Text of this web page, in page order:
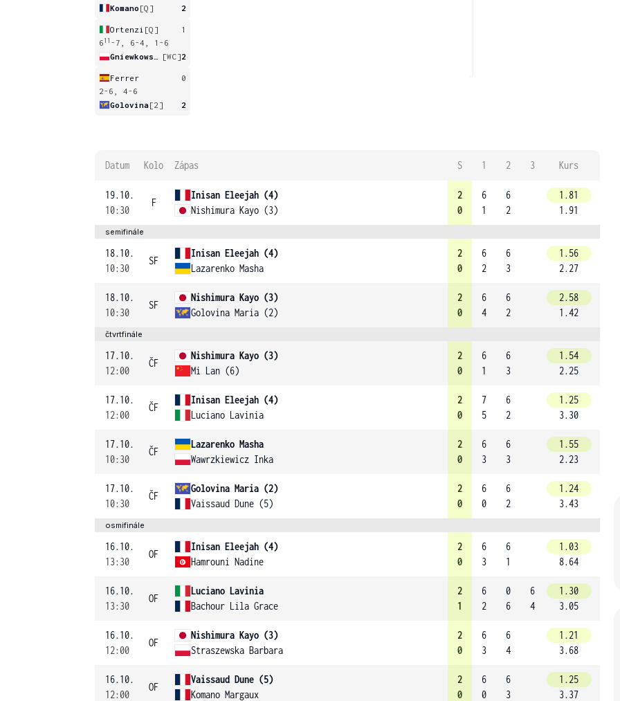
Komano [Q] 2
Ortenzi [Q]
1
6 11 -7, 6-4, 1-6
[WC]2
Ferrer
0
2-6, 4-6
Golovina[2] 2
Datum Kolo Zápas S 1 2 3 Kurs
19.10.
10:30
F
Inisan Eleejah (4)
Nishimura Kayo (3)
2
0
6
1
6
2
1.81
1.91
semifinále
18.10.
10:30
SF
Inisan Eleejah (4)
Lazarenko Masha
2
0
6
2
6
3
1.56
2.27
18.10.
10:30
SF
Nishimura Kayo (3)
Golovina Maria (2)
2
0
6
4
6
2
2.58
1.42
čtvrtfinále
17.10.
12:00
ČF
Nishimura Kayo (3)
Mi Lan (6)
2
0
6
1
6
3
1.54
2.25
17.10.
12:00
ČF
Inisan Eleejah (4)
Luciano Lavinia
2
0
7
5
6
2
1.25
3.30
17.10.
10:30
ČF
Lazarenko Masha
Wawrzkiewicz Inka
2
0
6
3
6
3
1.55
2.23
17.10.
10:30
ČF
Golovina Maria (2)
Vaissaud Dune (5)
2
0
6
0
6
2
1.24
3.43
osmifinále
16.10.
13:30
OF
Inisan Eleejah (4)
Hamrouni Nadine
2
0
6
3
6
1
1.03
8.64
16.10.
13:30
OF
Luciano Lavinia
Bachour Lila Grace
2
1
6
2
0
6
6
4
1.30
3.05
16.10.
12:00
OF
Nishimura Kayo (3)
Straszewska Barbara
2
0
6
3
6
4
1.21
3.68
16.10.
12:00
OF
Vaissaud Dune (5)
Komano Margaux
2
0
6
0
6
3
1.25
3.37